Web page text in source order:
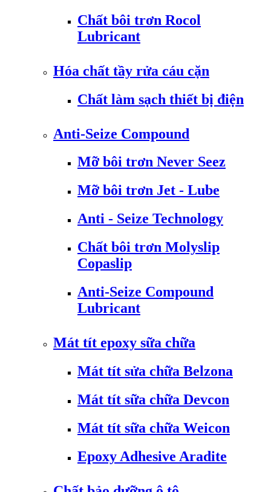
Chất bôi trơn Rocol
Lubricant
Hóa chất tầy rửa cáu cặn
Chất làm sạch thiết bị điện
Anti-Seize Compound
Mỡ bôi trơn Never Seez
Mỡ bôi trơn Jet - Lube
Anti - Seize Technology
Chất bôi trơn Molyslip
Copaslip
Anti-Seize Compound
Lubricant
Mát tít epoxy sữa chữa
Mát tít sửa chữa Belzona
Mát tít sữa chữa Devcon
Mát tít sữa chữa Weicon
Epoxy Adhesive Aradite